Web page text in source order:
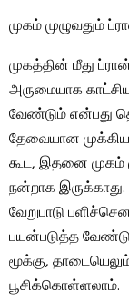
முகம் முழுவதும்
முகத்தின் மீது
அருமையாக
வேண்டும் என்பது
தேவையான
கூட, இதனை முகம்
நன்றாக இருக்காது.
வேறுபாடு
பயன்படுத்த
மூக்கு,
பூசிக்கொள்ளலாம்.